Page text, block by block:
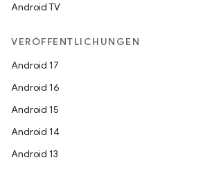
Android TV
VERÖFFENTLICHUNGEN
Android 17
Android 16
Android 15
Android 14
Android 13